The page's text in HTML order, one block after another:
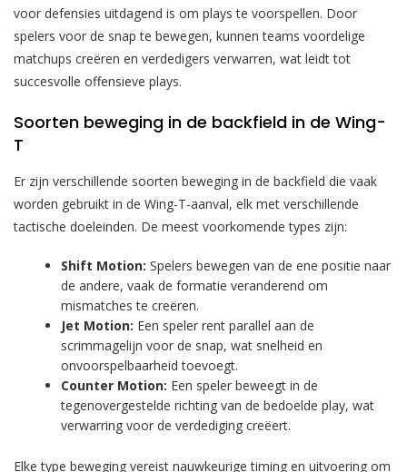
voor defensies uitdagend is om plays te voorspellen. Door
spelers voor de snap te bewegen, kunnen teams voordelige
matchups creëren en verdedigers verwarren, wat leidt tot
succesvolle offensieve plays.
Soorten beweging in de backfield in de Wing-
T
Er zijn verschillende soorten beweging in de backfield die vaak
worden gebruikt in de Wing-T-aanval, elk met verschillende
tactische doeleinden. De meest voorkomende types zijn:
Shift Motion: Spelers bewegen van de ene positie naar
de andere, vaak de formatie veranderend om
mismatches te creëren.
Jet Motion: Een speler rent parallel aan de
scrimmagelijn voor de snap, wat snelheid en
onvoorspelbaarheid toevoegt.
Counter Motion: Een speler beweegt in de
tegenovergestelde richting van de bedoelde play, wat
verwarring voor de verdediging creëert.
Elke type beweging vereist nauwkeurige timing en uitvoering om